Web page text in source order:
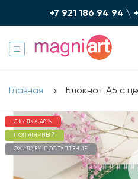
+7 921 186 94 94 \
Главная Блокнот А5 с
СКИДКА 48 %
ПОПУЛЯРНЫЙ
ОЖИДАЕМ ПОСТУПЛЕНИЕ